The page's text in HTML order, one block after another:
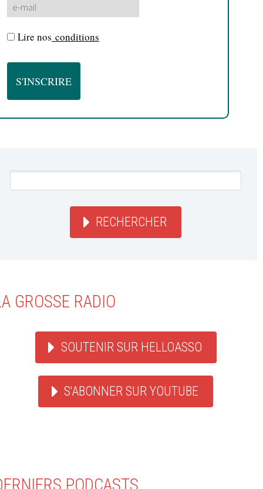
Lire nos conditions
RECHERCHER
GROSSE RADIO
SOUTENIR SUR HELLOASSO
S'ABONNER SUR YOUTUBE